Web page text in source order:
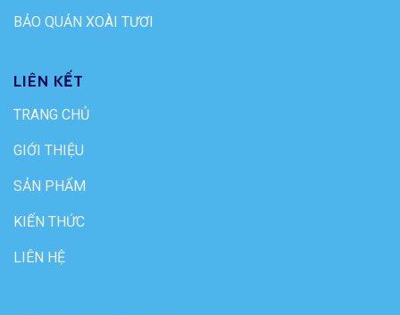
BẢO QUẢN XOÀI TƯƠI
LIÊN KẾT
TRANG CHỦ
GIỚI THIỆU
SẢN PHẨM
KIẾN THỨC
LIÊN HỆ